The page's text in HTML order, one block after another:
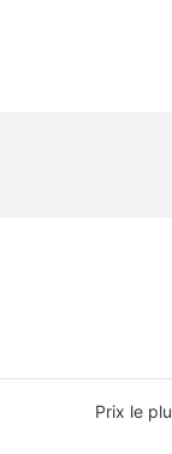
Prix le